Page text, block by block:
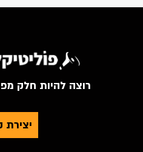
רוצה להיות חלק